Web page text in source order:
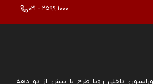
021 - 2599 1000
داخلی رویا طرح با بیش از دو دهه